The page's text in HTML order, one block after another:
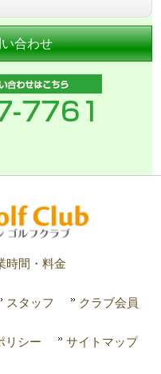
合わせ
時間・料金
スタッフ クラブ会員
リシー サイトマップ